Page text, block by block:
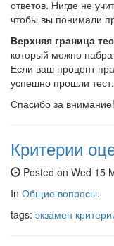
ответов. Нигде не
чтобы вы понимали
Верхняя граница
который можно
Если ваш процент
успешно прошли тест.
Спасибо за внимание!
Критерии
Posted on Wed 15
In Общие вопросы.
tags: экзамен